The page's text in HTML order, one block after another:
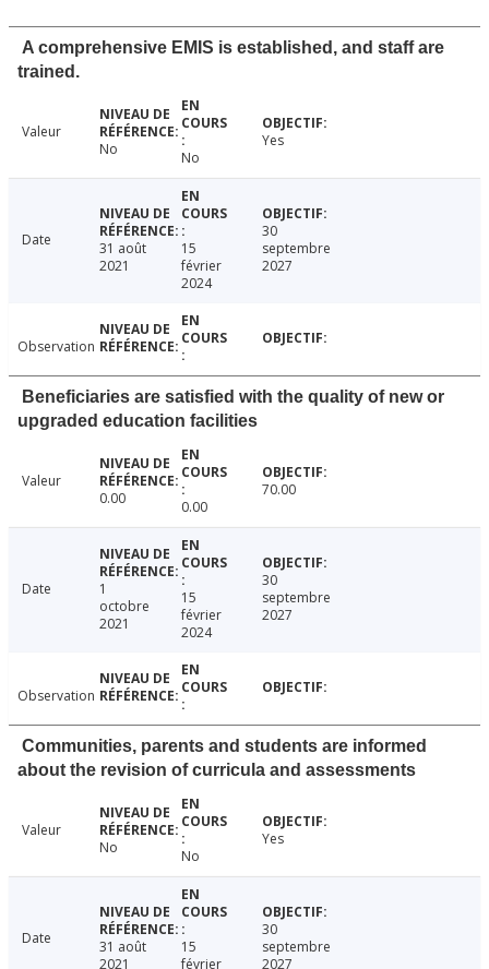
A comprehensive EMIS is established, and staff are
trained.
Valeur
No
No
Yes
Date
31 août
2021
15
février
2024
30
septembre
2027
Observation
Beneficiaries are satisfied with the quality of new or
upgraded education facilities
Valeur
0.00
0.00
70.00
Date
1
octobre
2021
15
février
2024
30
septembre
2027
Observation
Communities, parents and students are informed
about the revision of curricula and assessments
Valeur
No
No
Yes
Date
31 août
2021
15
février
30
septembre
2027